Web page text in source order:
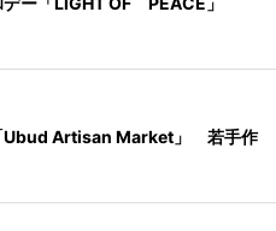
Ubud Artisan Market」 若手作